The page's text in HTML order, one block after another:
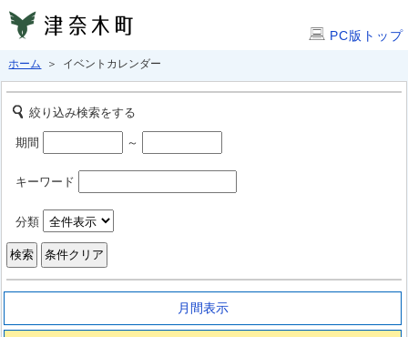
PC版トップ
ホーム ＞ イベントカレンダー
絞り込み検索をする
期間 ～
キーワード
分類
月間表示